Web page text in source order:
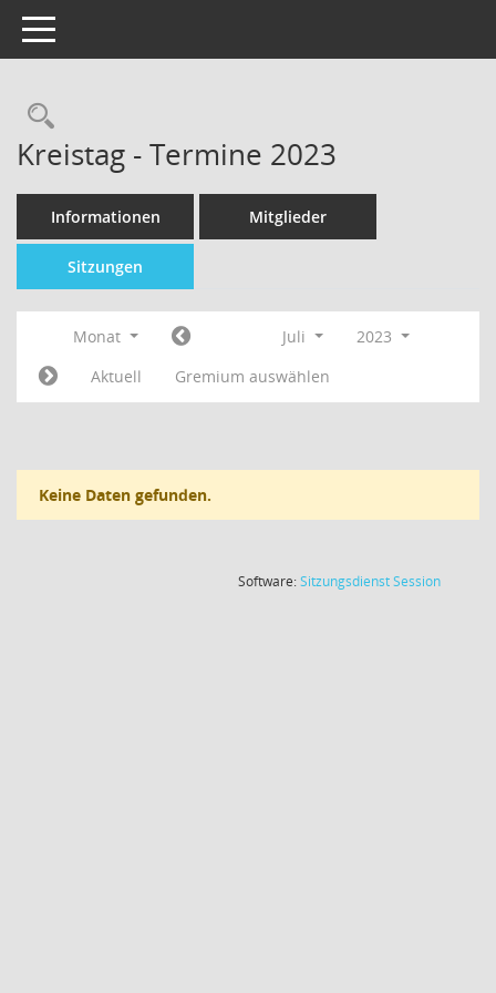
Toggle navigation
Kreistag - Termine 2023
Informationen Mitglieder
Sitzungen
Monat Juli
2023
Aktuell
Gremium auswählen
Keine Daten gefunden.
Software:SitzungsdienstSession(Wird in